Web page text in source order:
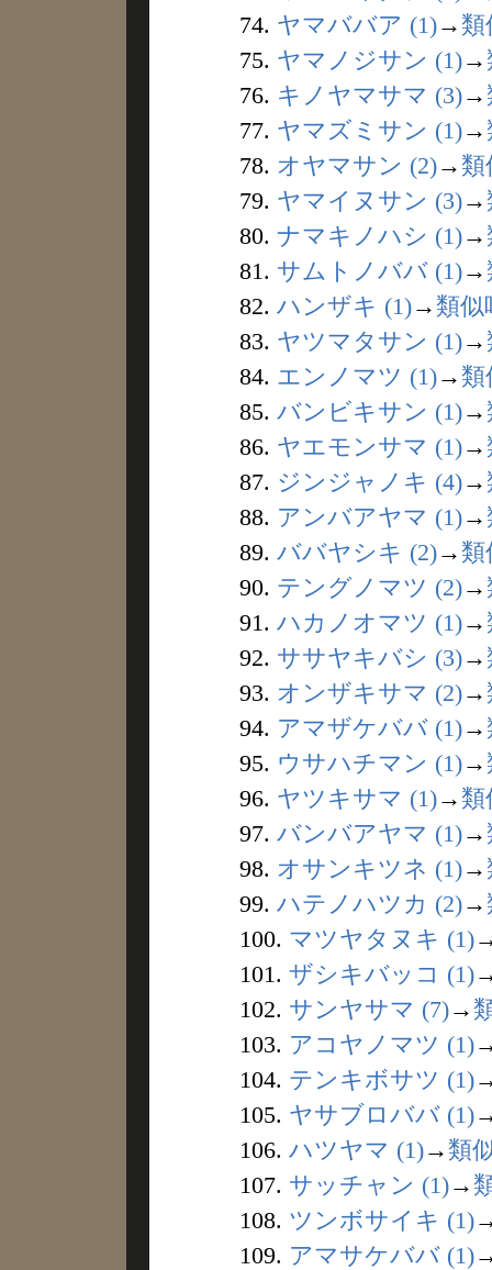
74. ヤマババア (1)→ 類
75. ヤマノジサン (1)→
76. キノヤマサマ (3)→
77. ヤマズミサン (1)→
78. オヤマサン (2)→ 類
79. ヤマイヌサン (3)→
80. ナマキノハシ (1)→
81. サムトノババ (1)→
82. ハンザキ (1)→ 類似
83. ヤツマタサン (1)→
84. エンノマツ (1)→ 類
85. バンビキサン (1)→
86. ヤエモンサマ (1)→
87. ジンジャノキ (4)→
88. アンバアヤマ (1)→
89. ババヤシキ (2)→ 類
90. テングノマツ (2)→
91. ハカノオマツ (1)→
92. ササヤキバシ (3)→
93. オンザキサマ (2)→
94. アマザケババ (1)→
95. ウサハチマン (1)→
96. ヤツキサマ (1)→ 類
97. バンバアヤマ (1)→
98. オサンキツネ (1)→
99. ハテノハツカ (2)→
100. マツヤタヌキ (1)
101. ザシキバッコ (1)
102. サンヤサマ (7)→
103. アコヤノマツ (1)
104. テンキボサツ (1)
105. ヤサブロババ (1)
106. ハツヤマ (1)→ 類
107. サッチャン (1)→
108. ツンボサイキ (1)
109. アマサケババ (1)